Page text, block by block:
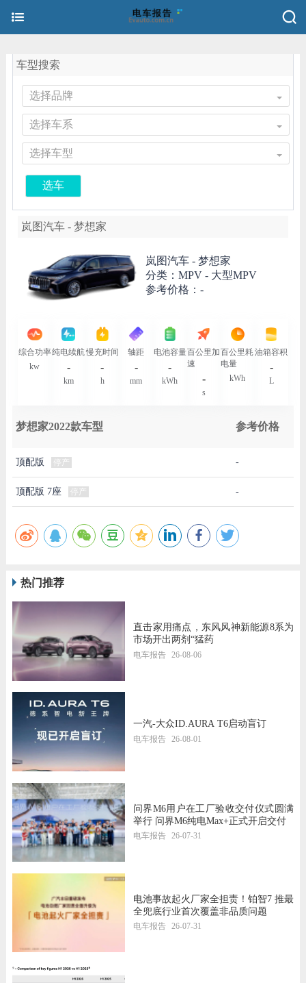
车型搜索
选择品牌
选择车系
选择车型
选车
岚图汽车 - 梦想家
岚图汽车 - 梦想家
分类：MPV - 大型MPV
参考价格：-
综合功率
kw
纯电续航
-
km
慢充时间
-
h
轴距
-
mm
电池容量
-
kWh
百公里加
速
-
s
百公里耗
电量
kWh
油箱容积
-
L
梦想家2022款车型 参考价格
顶配版 停产 -
顶配版 7座 停产 -
热门推荐
直击家用痛点，东风风神新能源8系为
市场开出两剂“猛药
电车报告 26-08-06
一汽-大众ID.AURA T6启动盲订
电车报告 26-08-01
问界M6用户在工厂验收交付仪式圆满
举行 问界M6纯电Max+正式开启交付
电车报告 26-07-31
电池事故起火厂家全担责！铂智7 推最
全兜底行业首次覆盖非品质问题
电车报告 26-07-31